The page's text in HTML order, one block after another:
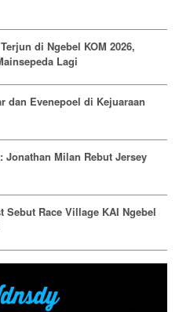
di Ngebel KOM 2026,
Lagi
dan Evenepoel di Kejuaraan
Jonathan Milan Rebut Jersey
Sebut Race Village KAI Ngebel